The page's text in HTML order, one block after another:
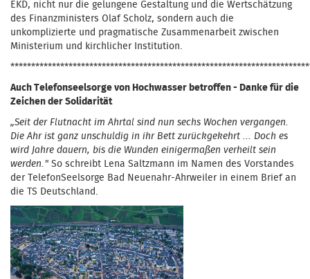
EKD, nicht nur die gelungene Gestaltung und die Wertschätzung
des Finanzministers Olaf Scholz, sondern auch die
unkomplizierte und pragmatische Zusammenarbeit zwischen
Ministerium und kirchlicher Institution.
Auch Telefonseelsorge von Hochwasser betroffen - Danke für die
Zeichen der Solidarität
„Seit der Flutnacht im Ahrtal sind nun sechs Wochen vergangen.
Die Ahr ist ganz unschuldig in ihr Bett zurückgekehrt ... Doch es
wird Jahre dauern, bis die Wunden einigermaßen verheilt sein
werden." So schreibt Lena Saltzmann im Namen des Vorstandes
der TelefonSeelsorge Bad Neuenahr-Ahrweiler in einem Brief an
die TS Deutschland.